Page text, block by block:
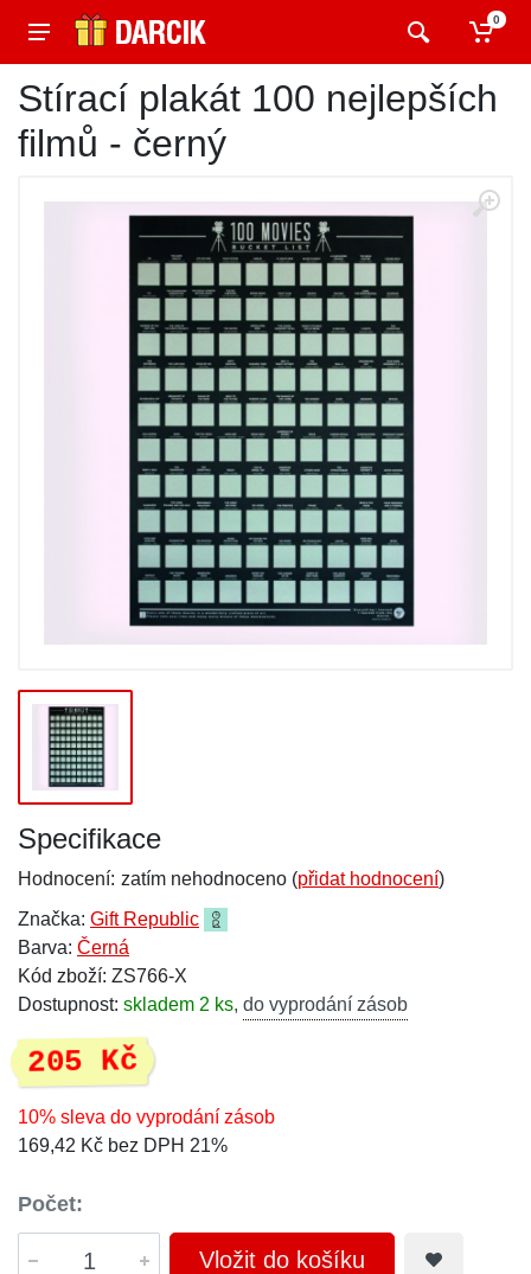
0
Stírací plakát 100 nejlepších
filmů - černý
Specifikace
Hodnocení: zatím nehodnoceno (přidat hodnocení)
Značka: Gift Republic
Barva: Černá
Kód zboží: ZS766-X
Dostupnost: skladem 2 ks, do vyprodání zásob
205 Kč
10% sleva do vyprodání zásob
169,42 Kč bez DPH 21%
Počet:
Vložit do košíku